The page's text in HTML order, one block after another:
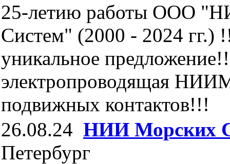
25-летию работы ООО
Систем" (2000 - 2024 гг.)
уникальное
электропроводящая
подвижных контактов!!!
26.08.24 НИИ Морских
Петербург